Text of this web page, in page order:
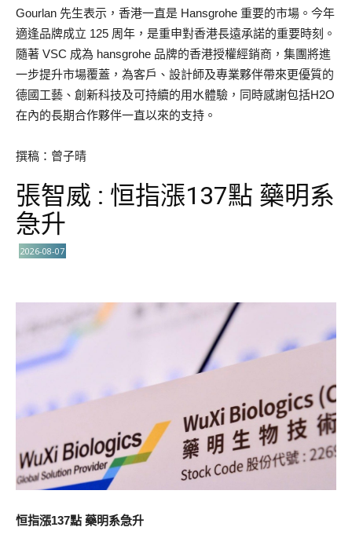
Gourlan 先生表示，香港一直是 Hansgrohe 重要的市場。今年
適逢品牌成立 125 周年，是重申對香港長遠承諾的重要時刻。
隨著 VSC 成為 hansgrohe 品牌的香港授權經銷商，集團將進
一步提升市場覆蓋，為客戶、設計師及專業夥伴帶來更優質的
德國工藝、創新科技及可持續的用水體驗，同時感謝包括H2O
在內的長期合作夥伴一直以來的支持。
撰稿：曾子晴
張智威 : 恒指漲137點 藥明系
急升
2026-08-07
恒指漲137點 藥明系急升